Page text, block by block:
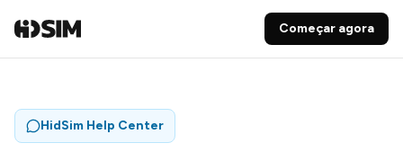
Começar agora
HidSim Help Center